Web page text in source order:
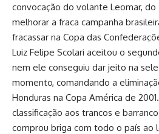
convocação do volante Leomar,
melhorar a fraca campanha
fracassar na Copa das
Luiz Felipe Scolari aceitou o
nem ele conseguiu dar jeito na
momento, comandando a
Honduras na Copa América de
classificação aos trancos e
comprou briga com todo o país ao